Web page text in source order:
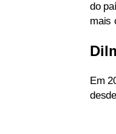
do
mais
Em